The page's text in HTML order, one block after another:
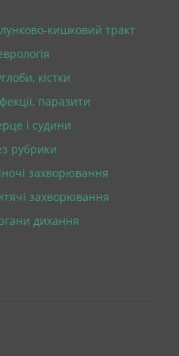
кишковий тракт
кістки
паразити
і судини
рубрики
захворювання
захворювання
дихання